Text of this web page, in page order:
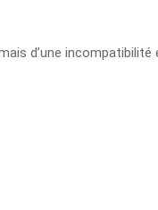
d’une incompatibilité